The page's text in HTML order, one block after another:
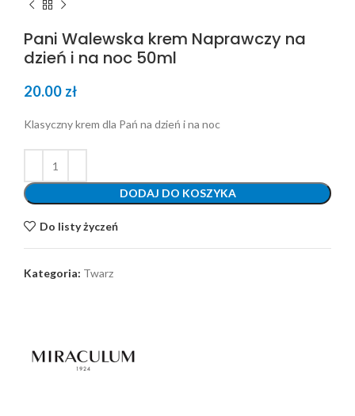
Pani Walewska krem Naprawczy na
dzień i na noc 50ml
20.00 zł
Klasyczny krem dla Pań na dzień i na noc
DODAJ DO KOSZYKA
Do listy życzeń
Kategoria: Twarz